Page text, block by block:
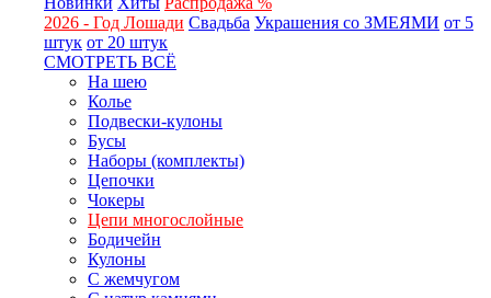
2026 - Год Лошади Свадьба Украшения со ЗМЕЯМИ от 5
штук от 20 штук
СМОТРЕТЬ ВСЁ
На шею
Колье
Подвески-кулоны
Бусы
Наборы (комплекты)
Цепочки
Чокеры
Цепи многослойные
Бодичейн
Кулоны
С жемчугом